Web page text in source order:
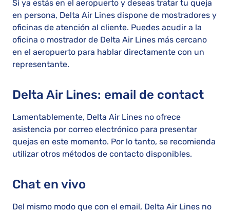
Si ya estás en el aeropuerto y deseas tratar tu queja
en persona, Delta Air Lines dispone de mostradores y
oficinas de atención al cliente. Puedes acudir a la
oficina o mostrador de Delta Air Lines más cercano
en el aeropuerto para hablar directamente con un
representante.
Delta Air Lines: email de contact
Lamentablemente, Delta Air Lines no ofrece
asistencia por correo electrónico para presentar
quejas en este momento. Por lo tanto, se recomienda
utilizar otros métodos de contacto disponibles.
Chat en vivo
Del mismo modo que con el email, Delta Air Lines no